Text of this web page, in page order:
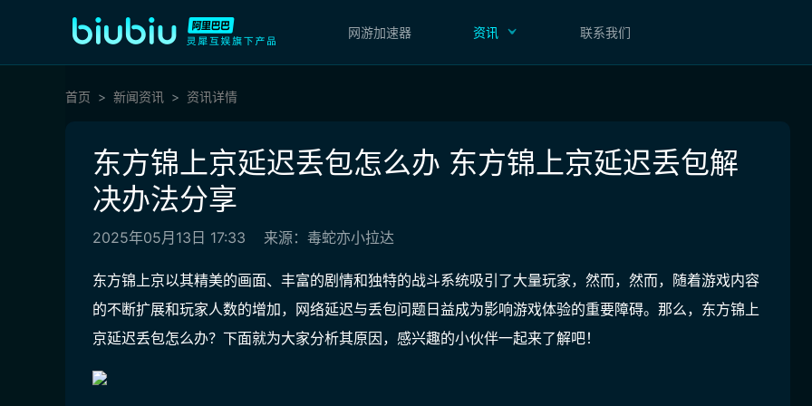
网游加速器 资讯 联系我们
首页 新闻资讯 资讯详情
东方锦上京延迟丢包怎么办 东方锦上京延迟丢包解
决办法分享
2025年05月13日 17:33 来源：毒蛇亦小拉达
东方锦上京以其精美的画面、丰富的剧情和独特的战斗系统吸引了大量玩家，然而， 然而，随着游戏内容
的不断扩展和玩家人数的增加，网络延迟与丢包问题日益成为影响游戏体验的重要障碍。那么，东方锦上
京延迟丢包怎么办？下面就为大家分析其原因，感兴趣的小伙伴一起来了解吧！